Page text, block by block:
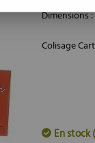
Dimensions
Colisage
En stock